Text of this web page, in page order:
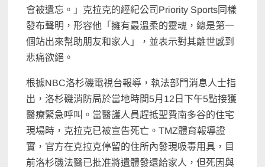
會被遺忘。」克拉克的經紀公司Priority Sports同樣
發布聲明，形容他「擁有最溫柔的靈魂，總是第一
個站出來幫助朋友和家人」，並表示對其離世感到
悲痛欲絕。
根據NBC洛杉磯電視台報導，執法部門消息人士指
出，洛杉磯消防局於當地時間5月12日下午5點接獲
醫療緊急呼叫。當醫護人員趕抵聖費南多谷的住宅
現場時，克拉克已被宣告死亡。TMZ體育報導證
實，官方在克拉克停留的住所內發現吸毒用具，目
前洛杉磯法醫已批准將遺體發還給家人，但死因與